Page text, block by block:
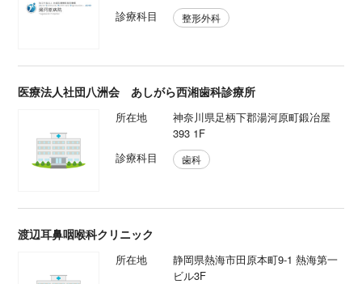
診療科目
整形外科
医療法人社団八洲会 あしがら西湘歯科診療所
所在地
神奈川県足柄下郡湯河原町鍛冶屋
393 1F
診療科目
歯科
渡辺耳鼻咽喉科クリニック
所在地
静岡県熱海市田原本町9-1 熱海第一
ビル3F